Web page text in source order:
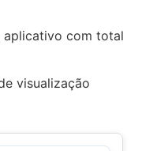
aplicativo com total
visualização